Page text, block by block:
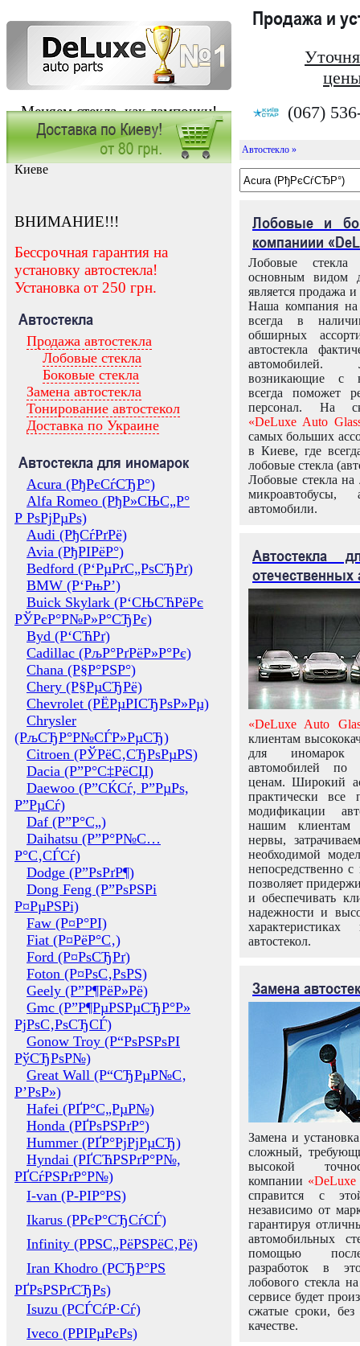
Меняем стекла, как лампочки!
Продажа и
(067)
Заказать установку автостекла в
Киеве
ВНИМАНИЕ!!!
Бессрочная гарантия на
установку автостекла!
Установка от 250 грн.
Автостекла
Продажа автостекла
Лобовые стекла
Боковые стекла
Замена автостекла
Тонирование автостекол
Доставка по Украине
Автостекла для иномарок
Acura (РђРєСѓСЂР°)
Alfa Romeo (РђР»СЊС„Р°
Р РѕРјРµРѕ)
Audi (РђСѓРґРё)
Avia (РђРІРёР°)
Bedford (Р‘РµРґС„РѕСЂРґ)
BMW (Р‘РњР’)
Buick Skylark (Р‘СЊСЋРёРє
РЎРєР°Р№Р»Р°СЂРє)
Byd (Р‘СЋРґ)
Cadillac (РљР°РґРёР»Р°Рє)
Chana (Р§Р°РЅР°)
Chery (Р§РµСЂРё)
Chevrolet (РЁРµРІСЂРѕР»Рµ)
Chrysler
(РљСЂР°Р№СЃР»РµСЂ)
Citroen (РЎРёС‚СЂРѕРµРЅ)
Dacia (Р”Р°С‡РёСЏ)
Daewoo (Р”СЌСѓ, Р”РµРѕ,
Р”РµСѓ)
Daf (Р”Р°С„)
Daihatsu (Р”Р°Р№С…
Р°С‚СЃСѓ)
Dodge (Р”РѕРґР¶)
Dong Feng (Р”РѕРЅРі
Р¤РµРЅРі)
Faw (Р¤Р°РІ)
Fiat (Р¤РёР°С‚)
Ford (Р¤РѕСЂРґ)
Foton (Р¤РѕС‚РѕРЅ)
Geely (Р”Р¶РёР»Рё)
Gmc (Р”Р¶РµРЅРµСЂР°Р»
РјРѕС‚РѕСЂСЃ)
Gonow Troy (Р“РѕРЅРѕРІ
РўСЂРѕР№)
Great Wall (Р“СЂРµР№С‚
Р’РѕР»)
Hafei (РҐР°С„РµР№)
Honda (РҐРѕРЅРґР°)
Hummer (РҐР°РјРјРµСЂ)
Hyndai (РҐСЋРЅРґР°Р№,
РҐСѓРЅРґР°Р№)
I-van (Р-РІР°РЅ)
Ikarus (РРєР°СЂСѓСЃ)
Infinity (РРЅС„РёРЅРёС‚Рё)
Iran Khodro (РСЂР°РЅ
РҐРѕРЅРґСЂРѕ)
Isuzu (РСЃСѓР·Сѓ)
Iveco (РРІРµРєРѕ)
Автостекло »
Лобовые и
компаниии
Лобовые
основным видом
является продажа и
Наша компания на
всегда в
обширных
автостекла
возникающие с
всегда поможет
персонал. На
«DeLuxe Auto
самых больших
в Киеве, где
лобовые стекла
Лобовые стекла на
микроавтобусы,
автомобили.
Автостекла
отечественных
«DeLuxe Auto
клиентам
для иномарок
автомобилей
ценам. Широкий
практически все
модификации
нашим клиентам
нервы,
необходимой
непосредственно
позволяет
и обеспечивать
надежности и
автостекол.
Замена
Замена и
сложный,
высокой
компании «DeLuxe
справится с
независимо от
гарантируя
автомобильных
помощью
разработок в
лобового стекла
сервисе будет
сжатые сроки,
качестве.